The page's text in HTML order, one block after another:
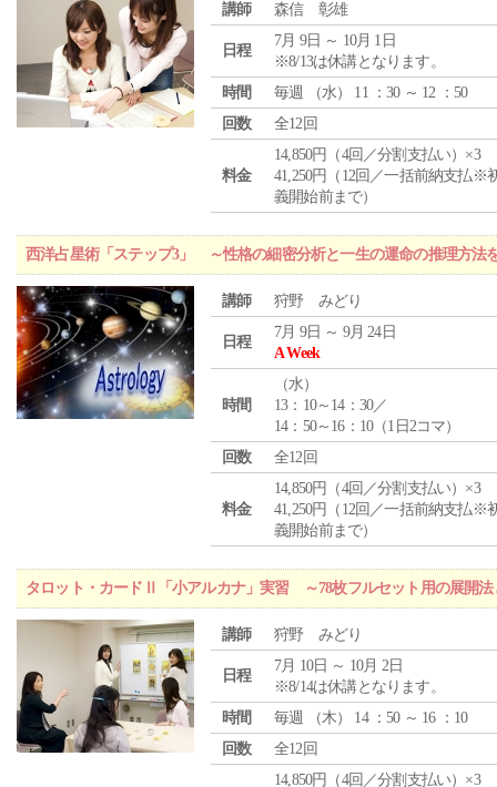
講師 森信 彰雄
日程
7月 9日 ～ 10月 1日
※8/13は休講となります。
時間
毎週 （水） 11 ：30 ～ 12 ：50
回数
全12回
料金
14,850円（4回／分割支払い）×3
41,250円（12回／一括前納支払※
義開始前まで）
西洋占星術「ステップ3」 ～性格の細密分析と一生の運命の推理方法
講師 狩野 みどり
日程
7月 9日 ～ 9月 24日
A Week
時間
（水）
13：10～14：30／
14：50～16：10（1日2コマ）
回数
全12回
料金
14,850円（4回／分割支払い）×3
41,250円（12回／一括前納支払※
義開始前まで）
タロット・カードⅡ「小アルカナ」実習 ～78枚フルセット用の展開法
講師 狩野 みどり
日程
7月 10日 ～ 10月 2日
※8/14は休講となります。
時間
毎週 （木） 14 ：50 ～ 16 ：10
回数
全12回
14,850円（4回／分割支払い）×3